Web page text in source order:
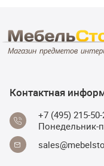
Контактная
+7 (495) 215-
Понедельник-